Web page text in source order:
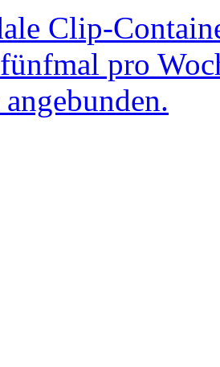
Clip-
pro